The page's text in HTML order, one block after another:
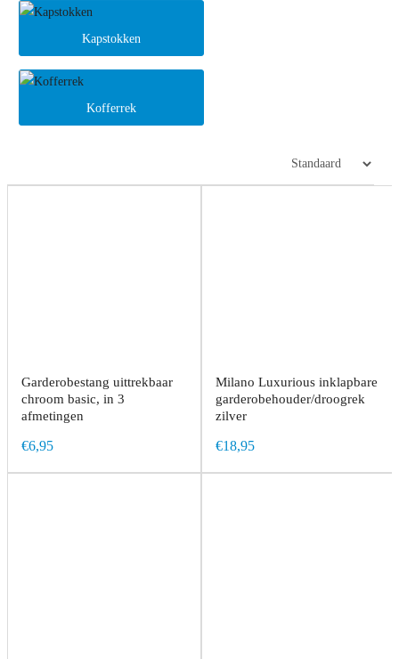
Kapstokken
Kofferrek
Garderobestang uittrekbaar
chroom basic, in 3
afmetingen
€6,95
Milano Luxurious inklapbare
garderobehouder/droogrek
zilver
€18,95